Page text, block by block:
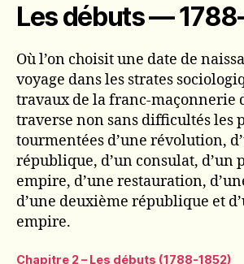
Les débuts —
Où l’on choisit une date de
voyage dans les strates
travaux de la franc-maçonnerie
traverse non sans difficultés les
tourmentées d’une révolution,
république, d’un consulat, d’un
empire, d’une restauration,
d’une deuxième république et
empire.
Chapitre 2 – Les débuts (1788-1852)